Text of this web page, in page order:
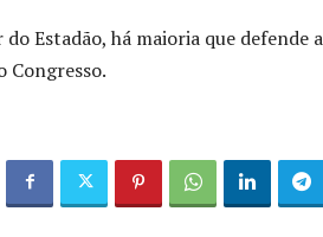
Estadão, há maioria que defende
Congresso.